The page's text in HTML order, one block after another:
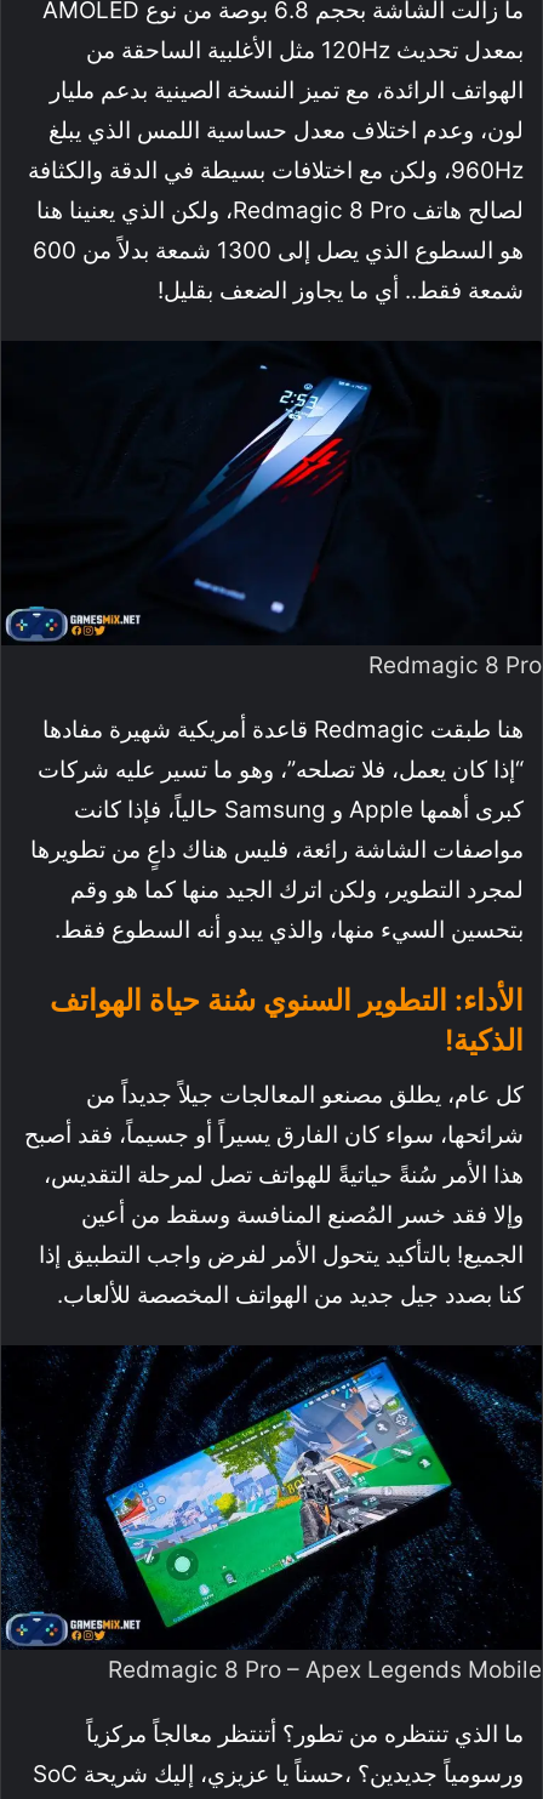
ما زالت الشاشة بحجم 6.8 بوصة من نوع AMOLED
بمعدل تحديث 120Hz مثل الأغلبية الساحقة من
الهواتف الرائدة، مع تميز النسخة الصينية بدعم مليار
لون، وعدم اختلاف معدل حساسية اللمس الذي يبلغ
960Hz، ولكن مع اختلافات بسيطة في الدقة والكثافة
لصالح هاتف Redmagic 8 Pro، ولكن الذي يعنينا هنا
هو السطوع الذي يصل إلى 1300 شمعة بدلاً من 600
شمعة فقط.. أي ما يجاوز الضعف بقليل!
Redmagic 8 Pro
هنا طبقت Redmagic قاعدة أمريكية شهيرة مفادها
“إذا كان يعمل، فلا تصلحه”، وهو ما تسير عليه شركات
كبرى أهمها Apple و Samsung حالياً، فإذا كانت
مواصفات الشاشة رائعة، فليس هناك داعٍ من تطويرها
لمجرد التطوير، ولكن اترك الجيد منها كما هو وقم
بتحسين السيء منها، والذي يبدو أنه السطوع فقط.
الأداء: التطوير السنوي سُنة حياة الهواتف
الذكية!
كل عام، يطلق مصنعو المعالجات جيلاً جديداً من
شرائحها، سواء كان الفارق يسيراً أو جسيماً، فقد أصبح
هذا الأمر سُنةً حياتيةً للهواتف تصل لمرحلة التقديس،
وإلا فقد خسر المُصنع المنافسة وسقط من أعين
الجميع! بالتأكيد يتحول الأمر لفرض واجب التطبيق إذا
كنا بصدد جيل جديد من الهواتف المخصصة للألعاب.
Redmagic 8 Pro – Apex Legends Mobile
ما الذي تنتظره من تطور؟ أتنتظر معالجاً مركزياً
ورسومياً جديدين؟ ،حسناً يا عزيزي، إليك شريحة SoC